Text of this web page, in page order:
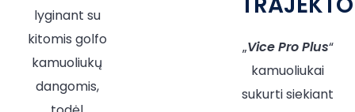
lyginant su
kitomis golfo
kamuoliukų
dangomis,
„Vice Pro Plus“
kamuoliukai
sukurti siekiant